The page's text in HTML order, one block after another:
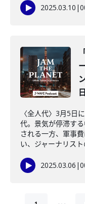
2025.03.10 |
〈全人代〉3月5日
代。景気が停滞す
される一方、軍事
い、ジャーナリスト
2025.03.06 |
…